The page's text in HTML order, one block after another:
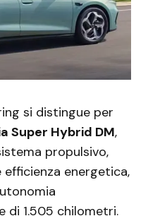
si distingue per
Super Hybrid DM,
propulsivo,
energetica,
di 1.505 chilometri.